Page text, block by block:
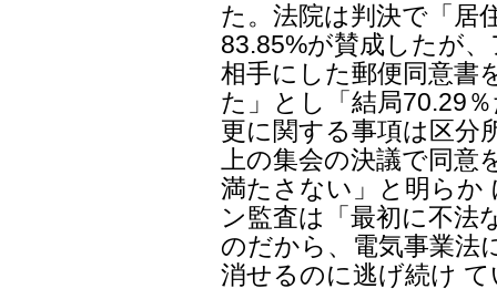
た。法院は判決で「居
83.85%が賛成したが
相手にした郵便同意書
た」とし「結局70.29
更に関する事項は区分
上の集会の決議で同
満たさない」と明らか
ン監査は「最初に不法
のだから、電気事業法
消せるのに逃げ続け